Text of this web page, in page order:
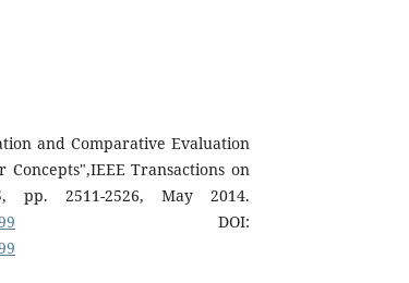
and Comparative Evaluation
Concepts",IEEE Transactions on
2511-2526, May 2014.
DOI: